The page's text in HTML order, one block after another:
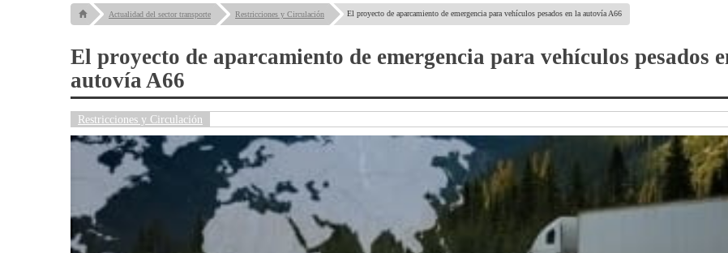
Actualidad del sector transporte Restricciones y Circulación El proyecto de aparcamiento de emergencia para vehículos pesados en la autovía A66
El proyecto de aparcamiento de emergencia para vehículos pesados
autovía A66
Restricciones y Circulación